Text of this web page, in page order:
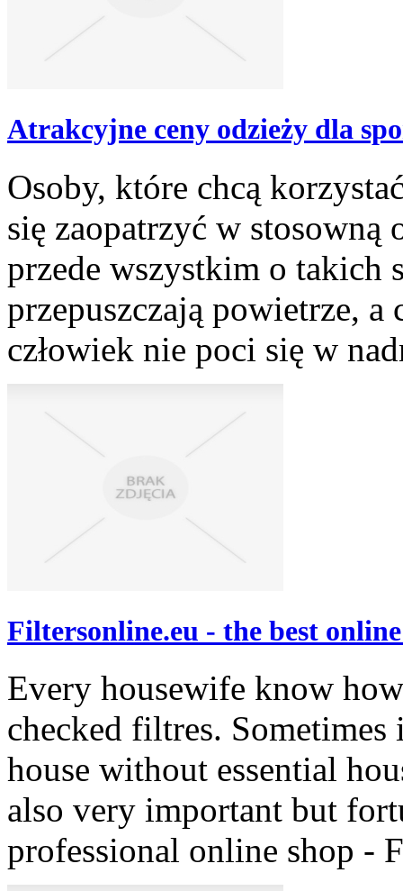
Atrakcyjne ceny odzieży dla
Osoby, które chcą
się zaopatrzyć w
przede wszystkim o takich
przepuszczają powietrze,
człowiek nie poci się w
Filtersonline.eu - the best
Every housewife know
checked filtres.
house without essential
also very important but
professional online shop -